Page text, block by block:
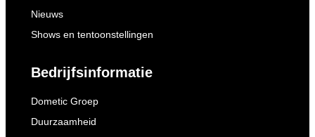
Nieuws
Shows en tentoonstellingen
Bedrijfsinformatie
Dometic Groep
Duurzaamheid